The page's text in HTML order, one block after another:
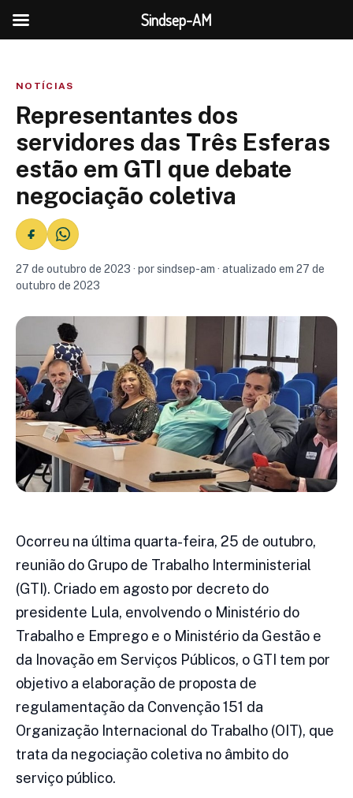
NOTÍCIAS
Representantes dos
servidores das Três Esferas
estão em GTI que debate
negociação coletiva
27 de outubro de 2023 · por sindsep-am · atualizado em 27 de
outubro de 2023
Ocorreu na última quarta-feira, 25 de outubro,
reunião do Grupo de Trabalho Interministerial
(GTI). Criado em agosto por decreto do
presidente Lula, envolvendo o Ministério do
Trabalho e Emprego e o Ministério da Gestão e
da Inovação em Serviços Públicos, o GTI tem por
objetivo a elaboração de proposta de
regulamentação da Convenção 151 da
Organização Internacional do Trabalho (OIT), que
trata da negociação coletiva no âmbito do
serviço público.
Sindsep-AM